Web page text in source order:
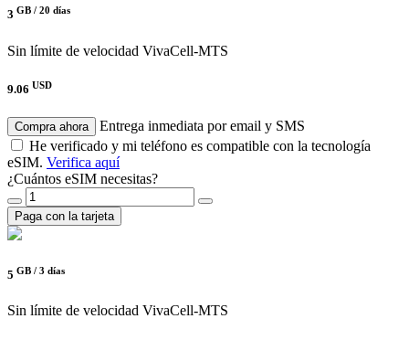
3 GB / 20 días
Sin límite de velocidad VivaCell-MTS
9.06 USD
Compra ahora
Entrega inmediata por email y SMS
He verificado y mi teléfono es compatible con la tecnología
eSIM. Verifica aquí
¿Cuántos eSIM necesitas?
Paga con la tarjeta
5 GB / 3 días
Sin límite de velocidad VivaCell-MTS